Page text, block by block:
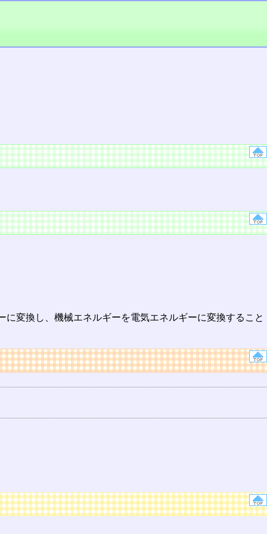
変換し、機械エネルギーを電気エネルギーに変換すること